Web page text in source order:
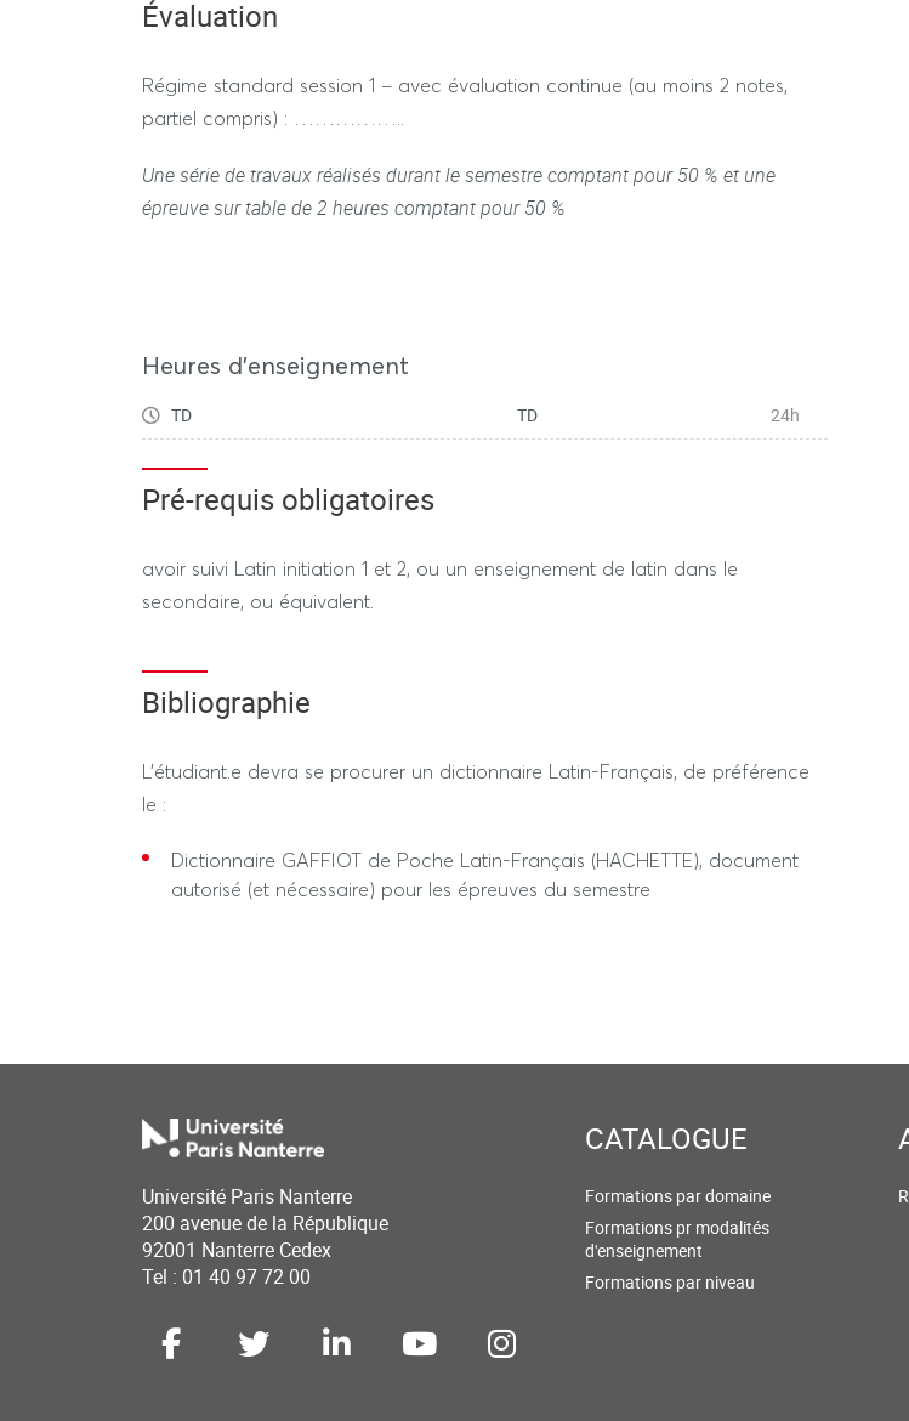
de mots « concepts » ou d’expressions
RANSON Valérie, GLEYE Sandrine
Évaluation
Régime standard session 1 – avec évaluation continue (au moins 2 notes,
partiel compris) : ……………..
Une série de travaux réalisés durant le semestre comptant pour 50 % et une
épreuve sur table de 2 heures comptant pour 50 %
Heures d'enseignement
TD TD 24h
Pré-requis obligatoires
avoir suivi Latin initiation 1 et 2, ou un enseignement de latin dans le
secondaire, ou équivalent.
Bibliographie
L'étudiant.e devra se procurer un dictionnaire Latin-Français, de préférence
le :
Dictionnaire GAFFIOT de Poche Latin-Français (HACHETTE), document
autorisé (et nécessaire) pour les épreuves du semestre
Université Paris Nanterre
200 avenue de la République
92001 Nanterre Cedex
Tel : 01 40 97 72 00
CATALOGUE
Formations par domaine
Formations pr modalités
d'enseignement
Formations par niveau